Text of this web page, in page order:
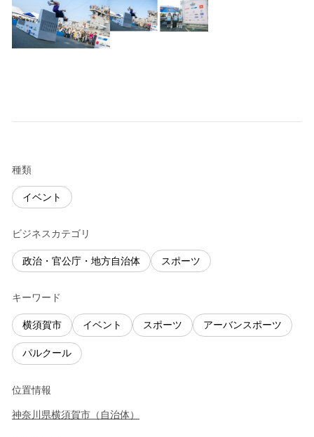
種類
イベント
ビジネスカテゴリ
政治・官公庁・地方自治体 スポーツ
キーワード
横須賀市 イベント スポーツ アーバンスポーツ
パルクール
位置情報
神奈川県横須賀市 （ 自治体）